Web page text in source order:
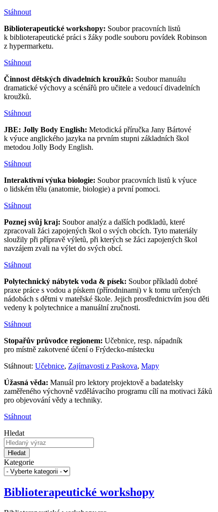
Stáhnout
Biblioterapeutické workshopy: Soubor pracovních listů
k biblioterapeutické práci s žáky podle souboru povídek Robinson
z hypermarketu.
Stáhnout
Činnost dětských divadelních kroužků: Soubor manuálu
dramatické výchovy a scénářů pro učitele a vedoucí divadelních
kroužků.
Stáhnout
JBE: Jolly Body English: Metodická příručka Jany Bártové
k výuce anglického jazyka na prvním stupni základních škol
metodou Jolly Body English.
Stáhnout
Interaktivní výuka biologie: Soubor pracovních listů k výuce
o lidském tělu (anatomie, biologie) a první pomoci.
Stáhnout
Poznej svůj kraj: Soubor analýz a dalších podkladů, které
zpracovali žáci zapojených škol o svých obcích. Tyto materiály
sloužily při přípravě výletů, při kterých se žáci zapojených škol
navzájem zvali na výlet do svých obcí.
Stáhnout
Polytechnický nábytek voda & písek: Soubor příkladů dobré
praxe práce s vodou a pískem (přírodninami) v k tomu určených
nádobách s dětmi v mateřské škole. Jejich prostřednictvím jsou děti
vedeny k polytechnice a manuální zručnosti.
Stáhnout
Stopařův průvodce regionem: Učebnice, resp. nápadník
pro místně zakotvené účení o Frýdecko-místecku
Stáhnout: Učebnice, Zajímavosti z Paskova, Mapy
Úžasná věda: Manuál pro lektory projektově a badatelsky
zaměřeného výchovně vzdělávacího programu cílí na motivaci žáků
pro objevování vědy a techniky.
Stáhnout
Hledat
Hledat
Kategorie
Biblioterapeutické workshopy